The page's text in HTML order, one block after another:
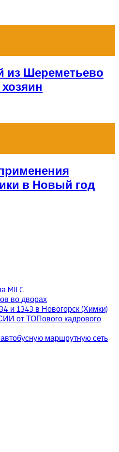
из Шереметьево
в Новый год
MILC
во дворах
и 1343 в Новогорск (Химки)
от ТОПового кадрового
маршрутную сеть